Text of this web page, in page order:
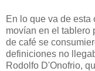
En lo que va de
movían en el tablero
de café se
definiciones no
Rodolfo D'Onofrio,